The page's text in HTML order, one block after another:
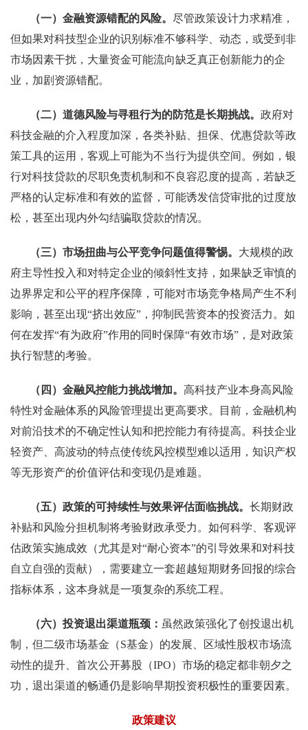
（一）金融资源错配的风险。 尽管政策设计力求精准，
但如果对科技型企业的识别标准不够科学、动态，或受到非
市场因素干扰，大量资金可能流向缺乏真正创新能力的企
业，加剧资源错配。
（二）道德风险与寻租行为的防范是长期挑战。 政府对
科技金融的介入程度加深，各类补贴、担保、优惠贷款等政
策工具的运用，客观上可能为不当行为提供空间。例如，银
行对科技贷款的尽职免责机制和不良容忍度的提高，若缺乏
严格的认定标准和有效的监督，可能诱发信贷审批的过度放
松，甚至出现内外勾结骗取贷款的情况。
（三）市场扭曲与公平竞争问题值得警惕。 大规模的政
府主导性投入和对特定企业的倾斜性支持，如果缺乏审慎的
边界界定和公平的程序保障，可能对市场竞争格局产生不利
影响，甚至出现“挤出效应”，抑制民营资本的投资活力。如
何在发挥“有为政府”作用的同时保障“有效市场”，是对政策
执行智慧的考验。
（四）金融风控能力挑战增加。 高科技产业本身高风险
特性对金融体系的风险管理提出更高要求。目前，金融机构
对前沿技术的不确定性认知和把控能力有待提高。科技企业
轻资产、高波动的特点使传统风控模型难以适用，知识产权
等无形资产的价值评估和变现仍是难题。
（五）政策的可持续性与效果评估面临挑战。 长期财政
补贴和风险分担机制将考验财政承受力。如何科学、客观评
估政策实施成效（尤其是对“耐心资本”的引导效果和对科技
自立自强的贡献），需要建立一套超越短期财务回报的综合
指标体系，这本身就是一项复杂的系统工程。
（六）投资退出渠道瓶颈： 虽然政策强化了创投退出机
制，但二级市场基金（S基金）的发展、区域性股权市场流
动性的提升、首次公开募股（IPO）市场的稳定都非朝夕之
功，退出渠道的畅通仍是影响早期投资积极性的重要因素。
政策建议